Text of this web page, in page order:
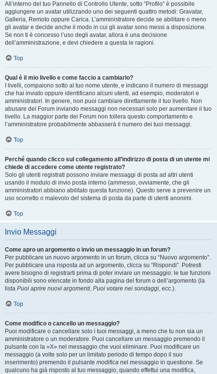
All’interno del tuo Pannello di Controllo Utente, sotto “Profilo” è possibile
aggiungere un avatar utilizzando uno dei seguenti quattro metodi: Gravatar,
Galleria, Remoto oppure Carica. L’amministratore decide se abilitare o meno
gli avatar e decide anche il modo in cui gli avatar sono messi a disposizione.
Se non ti è concesso l’uso degli avatar, allora è una decisione
dell’amministrazione, e devi chiedere a questa le ragioni.
Top
Qual è il mio livello e come faccio a cambiarlo?
I livelli, compaiono sotto al tuo nome utente, e indicano il numero di messaggi
che hai inviato oppure identificano alcuni utenti, ad esempio, moderatori e
amministratori. In genere, non puoi cambiare direttamente il tuo livello. Non
abusare del Forum inviando messaggi non necessari solo per aumentare il tuo
livello. La maggior parte dei Forum non tollera questo comportamento e
l’amministratore probabilmente abbasserà il numero dei tuoi messaggi.
Top
Perché quando clicco sul collegamento all’indirizzo di posta di un utente mi
chiede di accedere come utente registrato?
Solo gli utenti registrati possono inviare messaggi di posta ad altri utenti
usando il modulo di invio posta interno (ammesso, ovviamente, che gli
amministratori abbiano abilitato questa funzione). Questo serve a prevenire un
uso scorretto o malevolo del sistema di posta da parte di utenti anonimi.
Top
Invio Messaggi
Come apro un argomento o invio un messaggio in un forum?
Per pubblicare un nuovo argomento in un forum, clicca su “Nuovo argomento”.
Per pubblicare una risposta ad un argomento, clicca su “Rispondi”. Potresti
avere bisogno di registrarti prima di poter inviare un messaggio: le tue funzioni
disponibili sono elencate in fondo alla pagina del forum o dell’argomento (la
lista Puoi aprire nuovi argomenti, Puoi votare nei sondaggi, ecc.).
Top
Come modifico o cancello un messaggio?
Puoi modificare o cancellare solo i tuoi messaggi, a meno che tu non sia un
amministratore o un moderatore. Puoi cancellare un messaggio premendo il
pulsante con la «X» nel messaggio che vuoi eliminare. Puoi modificare un
messaggio (a volte solo per un limitato periodo di tempo dopo il suo
inserimento) premendo il pulsante modifica nel messaggio in questione. Se
qualcuno ha già risposto al tuo messaggio, quando effettui una modifica,